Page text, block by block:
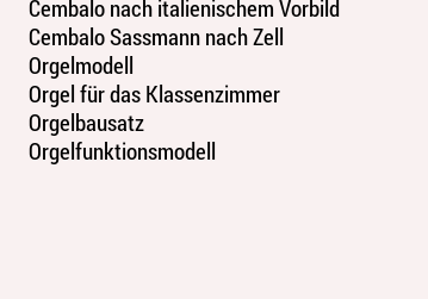
Cembalo nach italienischem Vorbild
Cembalo Sassmann nach Zell
Orgelmodell
Orgel für das Klassenzimmer
Orgelbausatz
Orgelfunktionsmodell